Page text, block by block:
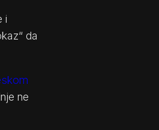
i
da
ne